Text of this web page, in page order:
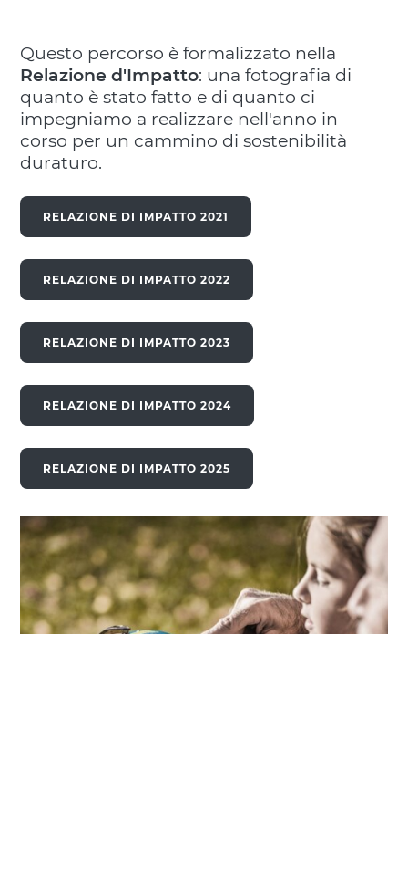
Questo percorso è formalizzato nella
Relazione d'Impatto: una fotografia di
quanto è stato fatto e di quanto ci
impegniamo a realizzare nell'anno in
corso per un cammino di sostenibilità
duraturo.
RELAZIONE DI IMPATTO 2021
RELAZIONE DI IMPATTO 2022
RELAZIONE DI IMPATTO 2023
RELAZIONE DI IMPATTO 2024
RELAZIONE DI IMPATTO 2025